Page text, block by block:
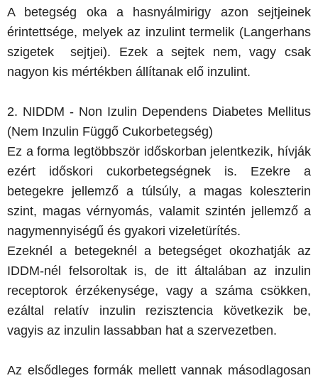
A betegség oka a hasnyálmirigy azon sejtjeinek
érintettsége, melyek az inzulint termelik (Langerhans
szigetek sejtjei). Ezek a sejtek nem, vagy csak
nagyon kis mértékben állítanak elő inzulint.
2. NIDDM - Non Izulin Dependens Diabetes Mellitus
(Nem Inzulin Függő Cukorbetegség)
Ez a forma legtöbbször időskorban jelentkezik, hívják
ezért időskori cukorbetegségnek is. Ezekre a
betegekre jellemző a túlsúly, a magas koleszterin
szint, magas vérnyomás, valamit szintén jellemző a
nagymennyiségű és gyakori vizeletürítés.
Ezeknél a betegeknél a betegséget okozhatják az
IDDM-nél felsoroltak is, de itt általában az inzulin
receptorok érzékenysége, vagy a száma csökken,
ezáltal relatív inzulin rezisztencia következik be,
vagyis az inzulin lassabban hat a szervezetben.
Az elsődleges formák mellett vannak másodlagosan